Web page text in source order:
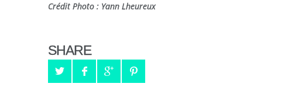
Crédit Photo : Yann Lheureux
SHARE